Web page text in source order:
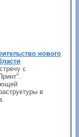
нового
с
в